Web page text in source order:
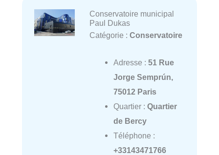
Conservatoire municipal
Paul Dukas
Catégorie : Conservatoire
Adresse : 51 Rue
Jorge Semprún,
75012 Paris
Quartier : Quartier
de Bercy
Téléphone :
+33143471766